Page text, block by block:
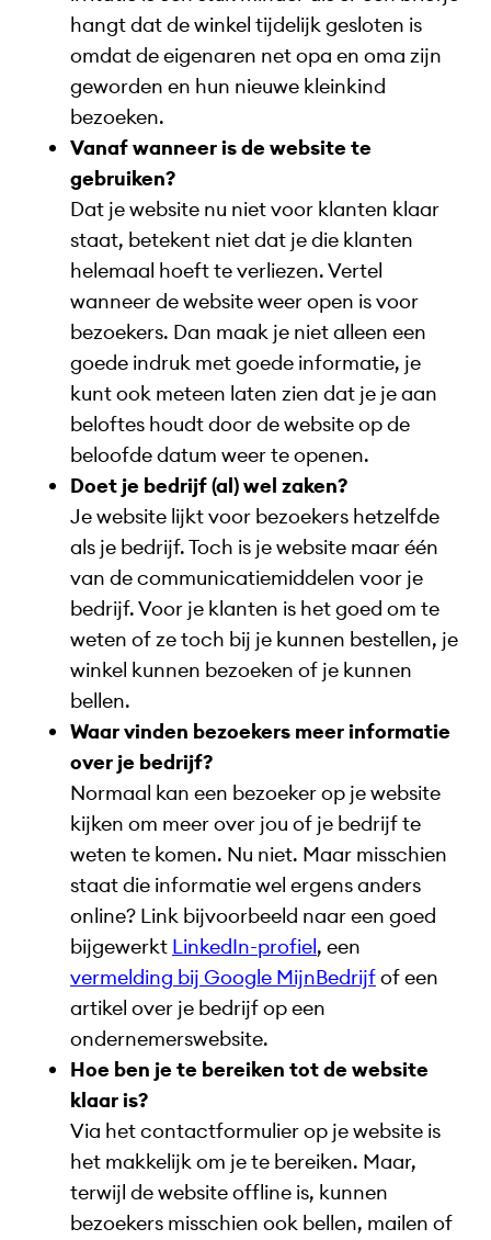
hangt dat de winkel tijdelijk gesloten is
omdat de eigenaren net opa en oma zijn
geworden en hun nieuwe kleinkind
bezoeken.
Vanaf wanneer is de website te
gebruiken?
Dat je website nu niet voor klanten klaar
staat, betekent niet dat je die klanten
helemaal hoeft te verliezen. Vertel
wanneer de website weer open is voor
bezoekers. Dan maak je niet alleen een
goede indruk met goede informatie, je
kunt ook meteen laten zien dat je je aan
beloftes houdt door de website op de
beloofde datum weer te openen.
Doet je bedrijf (al) wel zaken?
Je website lijkt voor bezoekers hetzelfde
als je bedrijf. Toch is je website maar één
van de communicatiemiddelen voor je
bedrijf. Voor je klanten is het goed om te
weten of ze toch bij je kunnen bestellen, je
winkel kunnen bezoeken of je kunnen
bellen.
Waar vinden bezoekers meer informatie
over je bedrijf?
Normaal kan een bezoeker op je website
kijken om meer over jou of je bedrijf te
weten te komen. Nu niet. Maar misschien
staat die informatie wel ergens anders
online? Link bijvoorbeeld naar een goed
bijgewerkt LinkedIn-profiel, een
vermelding bij Google MijnBedrijfof een
artikel over je bedrijf op een
ondernemerswebsite.
Hoe ben je te bereiken tot de website
klaar is?
Via het contactformulier op je website is
het makkelijk om je te bereiken. Maar,
terwijl de website offline is, kunnen
bezoekers misschien ook bellen, mailen of